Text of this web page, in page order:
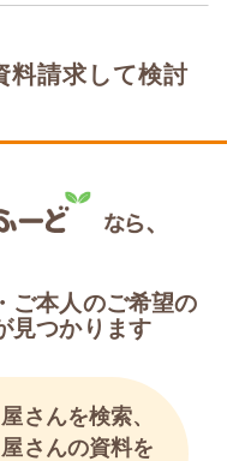
料請求して検討
ご本人のご希望の
見つかります
さんを検索、
さんの資料を